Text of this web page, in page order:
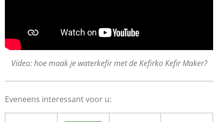
Video: hoe maak je waterkefir met de Kefirko Kefir Maker?
Eveneens interessant voor u: